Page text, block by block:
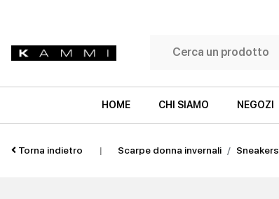
HOME CHI SIAMO NEGOZI
Torna indietro | Scarpe donna invernali Sneakers